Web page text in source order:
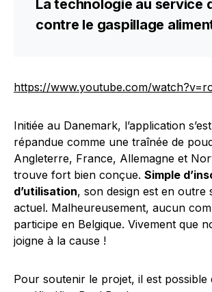
La technologie au service
contre le gaspillage
https://www.youtube.com/
Initiée au Danemark, l’application s’est
répandue comme une traînée de
Angleterre, France, Allemagne et
trouve fort bien conçue. Simple
d’utilisation, son design est en outre
actuel. Malheureusement, aucun
participe en Belgique. Vivement que
joigne à la cause !
Pour soutenir le projet, il est possible